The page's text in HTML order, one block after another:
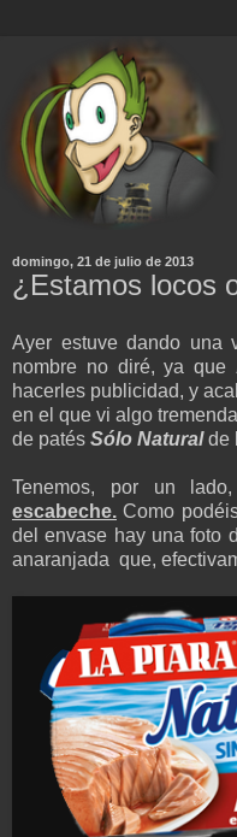
domingo, 21 de julio de 2013
¿Estamos locos
Ayer estuve dando una
nombre no diré, ya que
hacerles publicidad, y
en el que vi algo
de patés Sólo Naturalde
Tenemos, por un
escabeche. Como
del envase hay una foto
anaranjada que,